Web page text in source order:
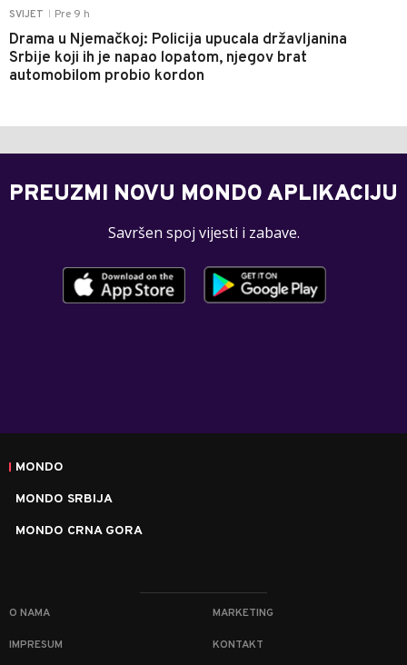
SVIJET Pre 9 h
Drama u Njemačkoj: Policija upucala državljanina
Srbije koji ih je napao lopatom, njegov brat
automobilom probio kordon
PREUZMI NOVU MONDO APLIKACIJU
Savršen spoj vijesti i zabave.
MONDO
MONDO SRBIJA
MONDO CRNA GORA
O NAMA MARKETING
IMPRESUM KONTAKT